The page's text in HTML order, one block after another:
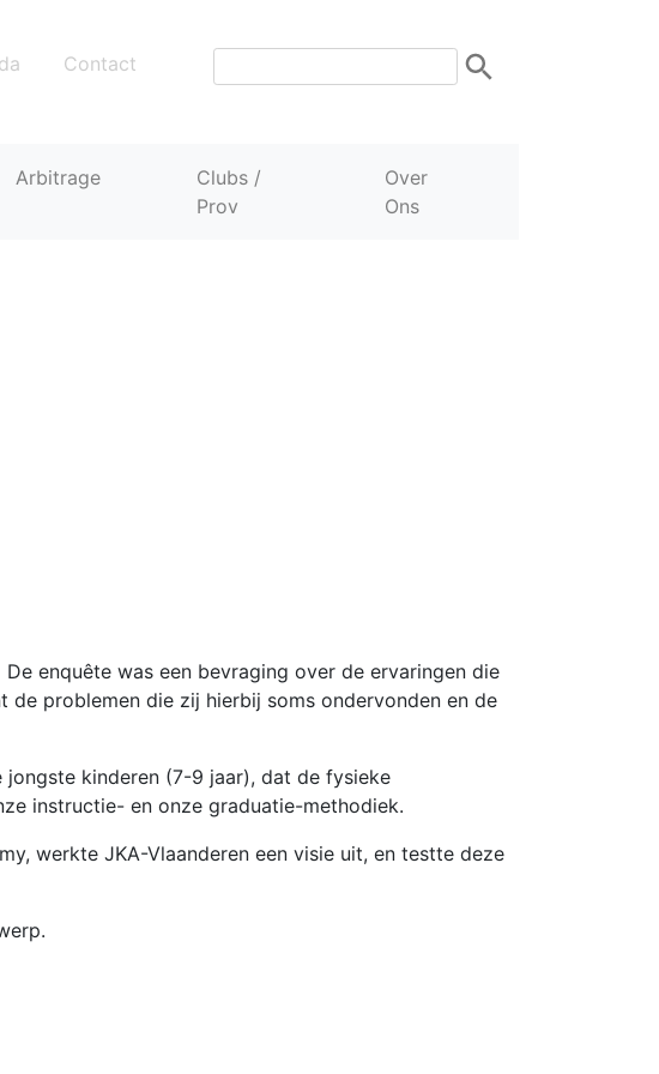
Contact
Arbitrage
Clubs /
Prov
Over
Ons
enquête was een bevraging over de ervaringen die
de problemen die zij hierbij soms ondervonden en de
kinderen (7-9 jaar), dat de fysieke
instructie- en onze graduatie-methodiek.
werkte JKA-Vlaanderen een visie uit, en testte deze